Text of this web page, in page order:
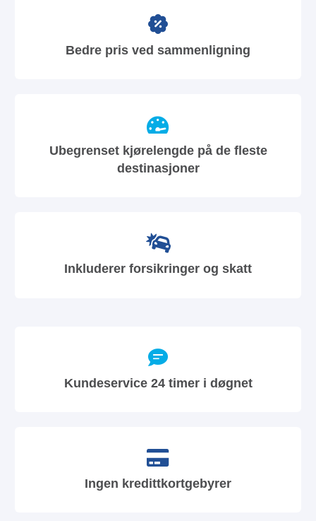
Bedre pris ved sammenligning
Ubegrenset kjørelengde på de fleste
destinasjoner
Inkluderer forsikringer og skatt
Kundeservice 24 timer i døgnet
Ingen kredittkortgebyrer